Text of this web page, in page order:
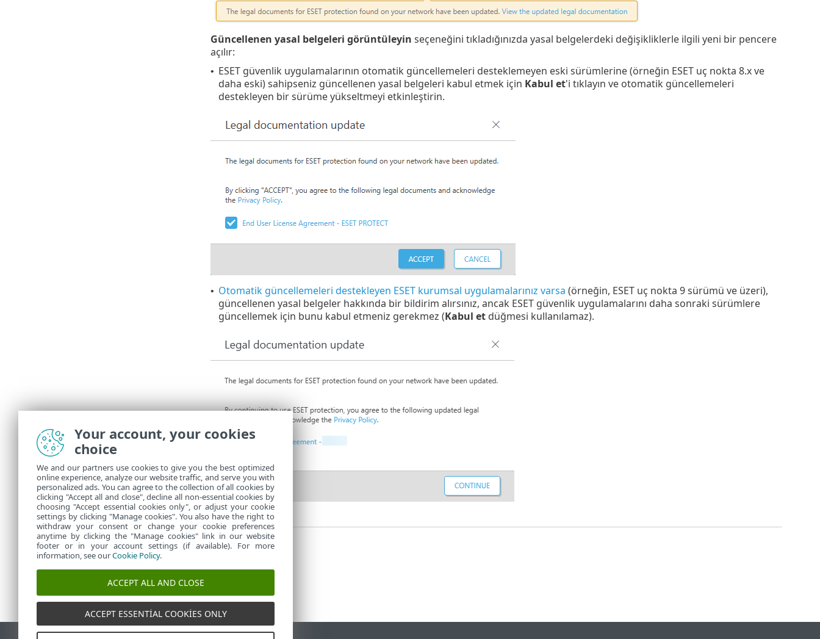
Güncellenen yasal belgeleri görüntüleyin seçeneğini tıkladığınızda yasal belgelerdeki değişikliklerle ilgili yeni bir pencere
açılır:
• ESET güvenlik uygulamalarının otomatik güncellemeleri desteklemeyen eski sürümlerine (örneğin ESET uç nokta 8.x ve
daha eski) sahipseniz güncellenen yasal belgeleri kabul etmek için Kabul et'i tıklayın ve otomatik güncellemeleri
destekleyen bir sürüme yükseltmeyi etkinleştirin.
• Otomatik güncellemeleri destekleyen ESET kurumsal uygulamalarınız varsa (örneğin, ESET uç nokta 9 sürümü ve üzeri),
güncellenen yasal belgeler hakkında bir bildirim alırsınız, ancak ESET güvenlik uygulamalarını daha sonraki sürümlere
güncellemek için bunu kabul etmeniz gerekmez (Kabul etdüğmesi kullanılamaz).
Your account, your cookies
choice
We and our partners use cookies to give you the best optimized
online experience, analyze our website traffic, and serve you with
personalized ads. You can agree to the collection of all cookies by
clicking "Accept all and close", decline all non-essential cookies by
choosing "Accept essential cookies only", or adjust your cookie
settings by clicking "Manage cookies". You also have the right to
withdraw your consent or change your cookie preferences
anytime by clicking the "Manage cookies" link in our website
footer or in your account settings (if available). For more
information, see ourCookie Policy.
ACCEPT ALL AND CLOSE
ACCEPT ESSENTIAL COOKIES ONLY